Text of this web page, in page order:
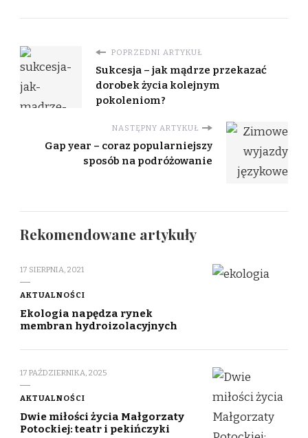
POPRZEDNI ARTYKUŁ
Sukcesja – jak mądrze przekazać
dorobek życia kolejnym
pokoleniom?
NASTĘPNY ARTYKUŁ
Gap year – coraz popularniejszy
sposób na podróżowanie
Rekomendowane artykuły
17 SIERPNIA, 2021
AKTUALNOŚCI
Ekologia napędza rynek
membran hydroizolacyjnych
17 PAŹDZIERNIKA, 2025
AKTUALNOŚCI
Dwie miłości życia Małgorzaty
Potockiej: teatr i pekińczyki